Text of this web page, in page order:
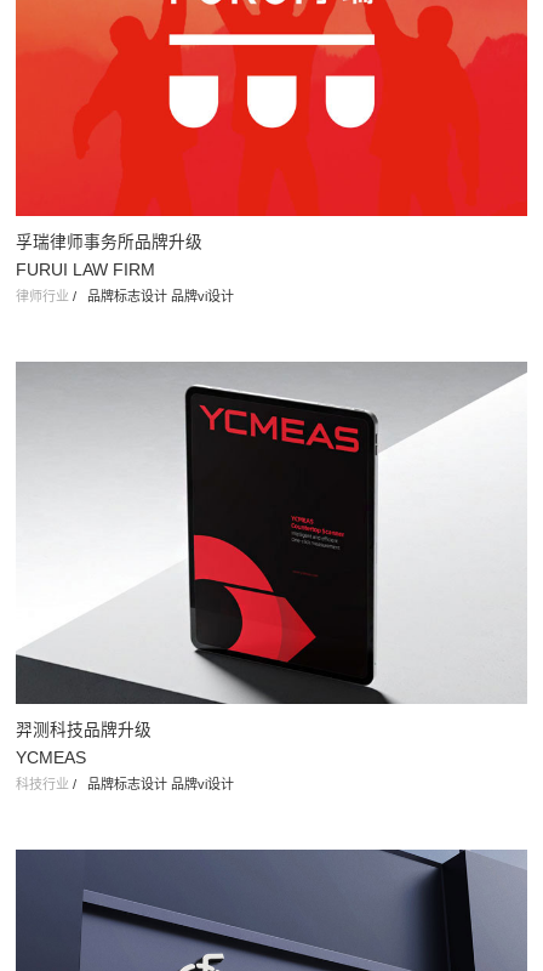
孚瑞律师事务所品牌升级
FURUI LAW FIRM
律师行业 / 品牌标志设计 品牌vi设计
羿测科技品牌升级
YCMEAS
科技行业 / 品牌标志设计 品牌vi设计